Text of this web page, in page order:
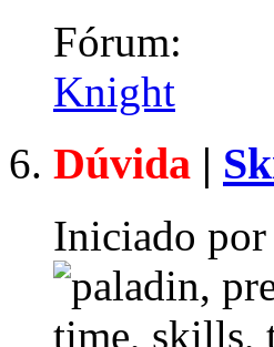
Fórum:
Knight
Dúvida |
Iniciado por